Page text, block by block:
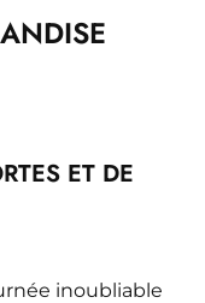
ET DE
inoubliable